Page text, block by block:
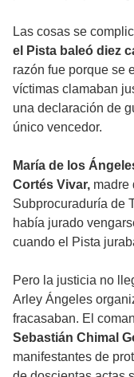
Las cosas se
el Pista baleó diez
razón fue porque se
víctimas clamaban
una declaración de
único vencedor.
María de los
Cortés Vivar, madre
Subprocuraduría de
había jurado
cuando el Pista
Pero la justicia no
Arley Ángeles
fracasaban. El
Sebastián Chimal
manifestantes de